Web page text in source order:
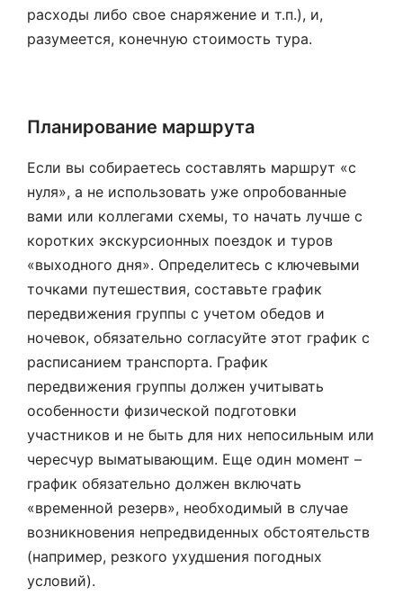
расходы либо свое снаряжение и т.п.), и,
разумеется, конечную стоимость тура.
Планирование маршрута
Если вы собираетесь составлять маршрут «с
нуля», а не использовать уже опробованные
вами или коллегами схемы, то начать лучше с
коротких экскурсионных поездок и туров
«выходного дня». Определитесь с ключевыми
точками путешествия, составьте график
передвижения группы с учетом обедов и
ночевок, обязательно согласуйте этот график с
расписанием транспорта. График
передвижения группы должен учитывать
особенности физической подготовки
участников и не быть для них непосильным или
чересчур выматывающим. Еще один момент –
график обязательно должен включать
«временной резерв», необходимый в случае
возникновения непредвиденных обстоятельств
(например, резкого ухудшения погодных
условий).